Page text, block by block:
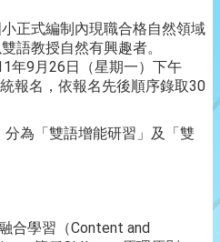
正式編制內現職合格自然領域
語教授自然有興趣者。
年9月26日（星期一）下午
報名，依報名先後順序錄取30
為「雙語增能研習」及「雙
學習（Content and